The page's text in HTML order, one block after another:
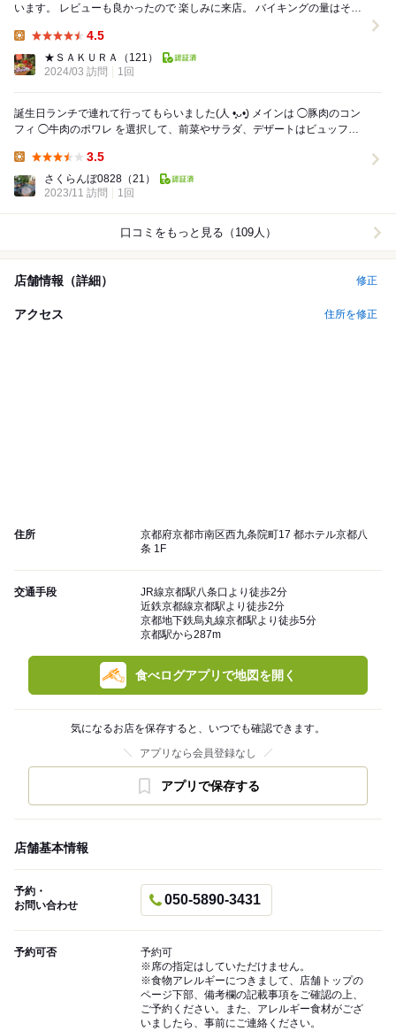
います。 レビューも良かったので 楽しみに来店。 バイキングの量はそん
4.5
★ＳＡＫＵＲＡ
（121）
2024/03 訪問
1回
誕生日ランチで連れて行ってもらいました(⁠人⁠ ⁠•͈⁠ᴗ⁠•͈⁠) メインは ◯豚肉のコン
フィ ◯牛肉のポワレ を選択して、前菜やサラダ、デザートはビュッフェ
3.5
さくらんぼ0828 （21）
2023/11 訪問
1回
口コミをもっと見る（109人）
店舗情報（詳細） 修正
アクセス 住所を修正
住所
京都府京都市南区西九条院町17 都ホテル京都八
条 1F
交通手段
JR線京都駅八条口より徒歩2分
近鉄京都線京都駅より徒歩2分
京都地下鉄烏丸線京都駅より徒歩5分
京都駅から287m
食べログアプリで地図を開く
気になるお店を保存すると、いつでも確認できます。
アプリなら会員登録なし
アプリで保存する
店舗基本情報
予約・
お問い合わせ
050-5890-3431
予約可否
予約可
※席の指定はしていただけません。
※食物アレルギーにつきまして、店舗トップの
ページ下部、備考欄の記載事項をご確認の上、
ご予約ください。また、アレルギー食材がござ
いましたら、事前にご連絡ください。